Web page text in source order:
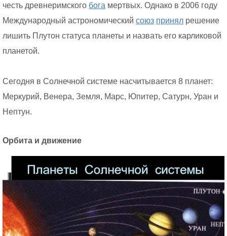
честь древнеримского бога мертвых. Однако в 2006 году
Международный астрономический союз принял решение
лишить Плутон статуса планеты и назвать его карликовой
планетой.
Сегодня в Солнечной системе насчитывается 8 планет:
Меркурий, Венера, Земля, Марс, Юпитер, Сатурн, Уран и
Нептун.
Орбита и движение